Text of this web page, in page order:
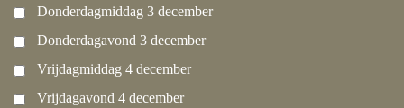
Donderdagmiddag 3 december
Donderdagavond 3 december
Vrijdagmiddag 4 december
Vrijdagavond 4 december